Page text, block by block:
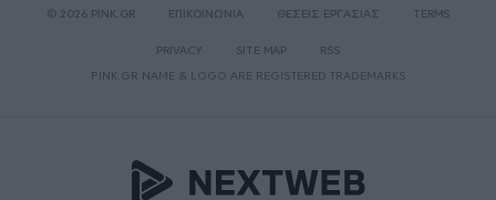
© 2026 PINK.GR ΕΠΙΚΟΙΝΩΝΙΑ ΘΕΣΕΙΣ ΕΡΓΑΣΙΑΣ TERMS
PRIVACY SITE MAP
RSS
PINK.GR NAME & LOGO ARE REGISTERED TRADEMARKS